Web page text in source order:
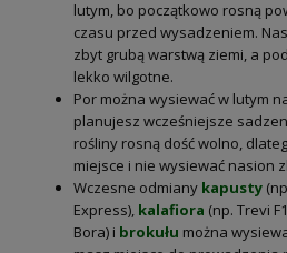
lutym, bo początkowo rosną
czasu przed wysadzeniem.
zbyt grubą warstwą ziemi, a
lekko wilgotne.
Por można wysiewać w lutym
planujesz wcześniejsze
rośliny rosną dość wolno,
miejsce i nie wysiewać nasion
Wczesne odmiany kapusty
Express), kalafiora (np. Trevi
Bora) i brokułu można